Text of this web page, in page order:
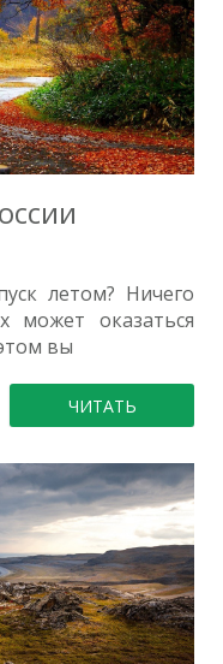
0
летом? Ничего
может оказаться
вы
ЧИТАТЬ